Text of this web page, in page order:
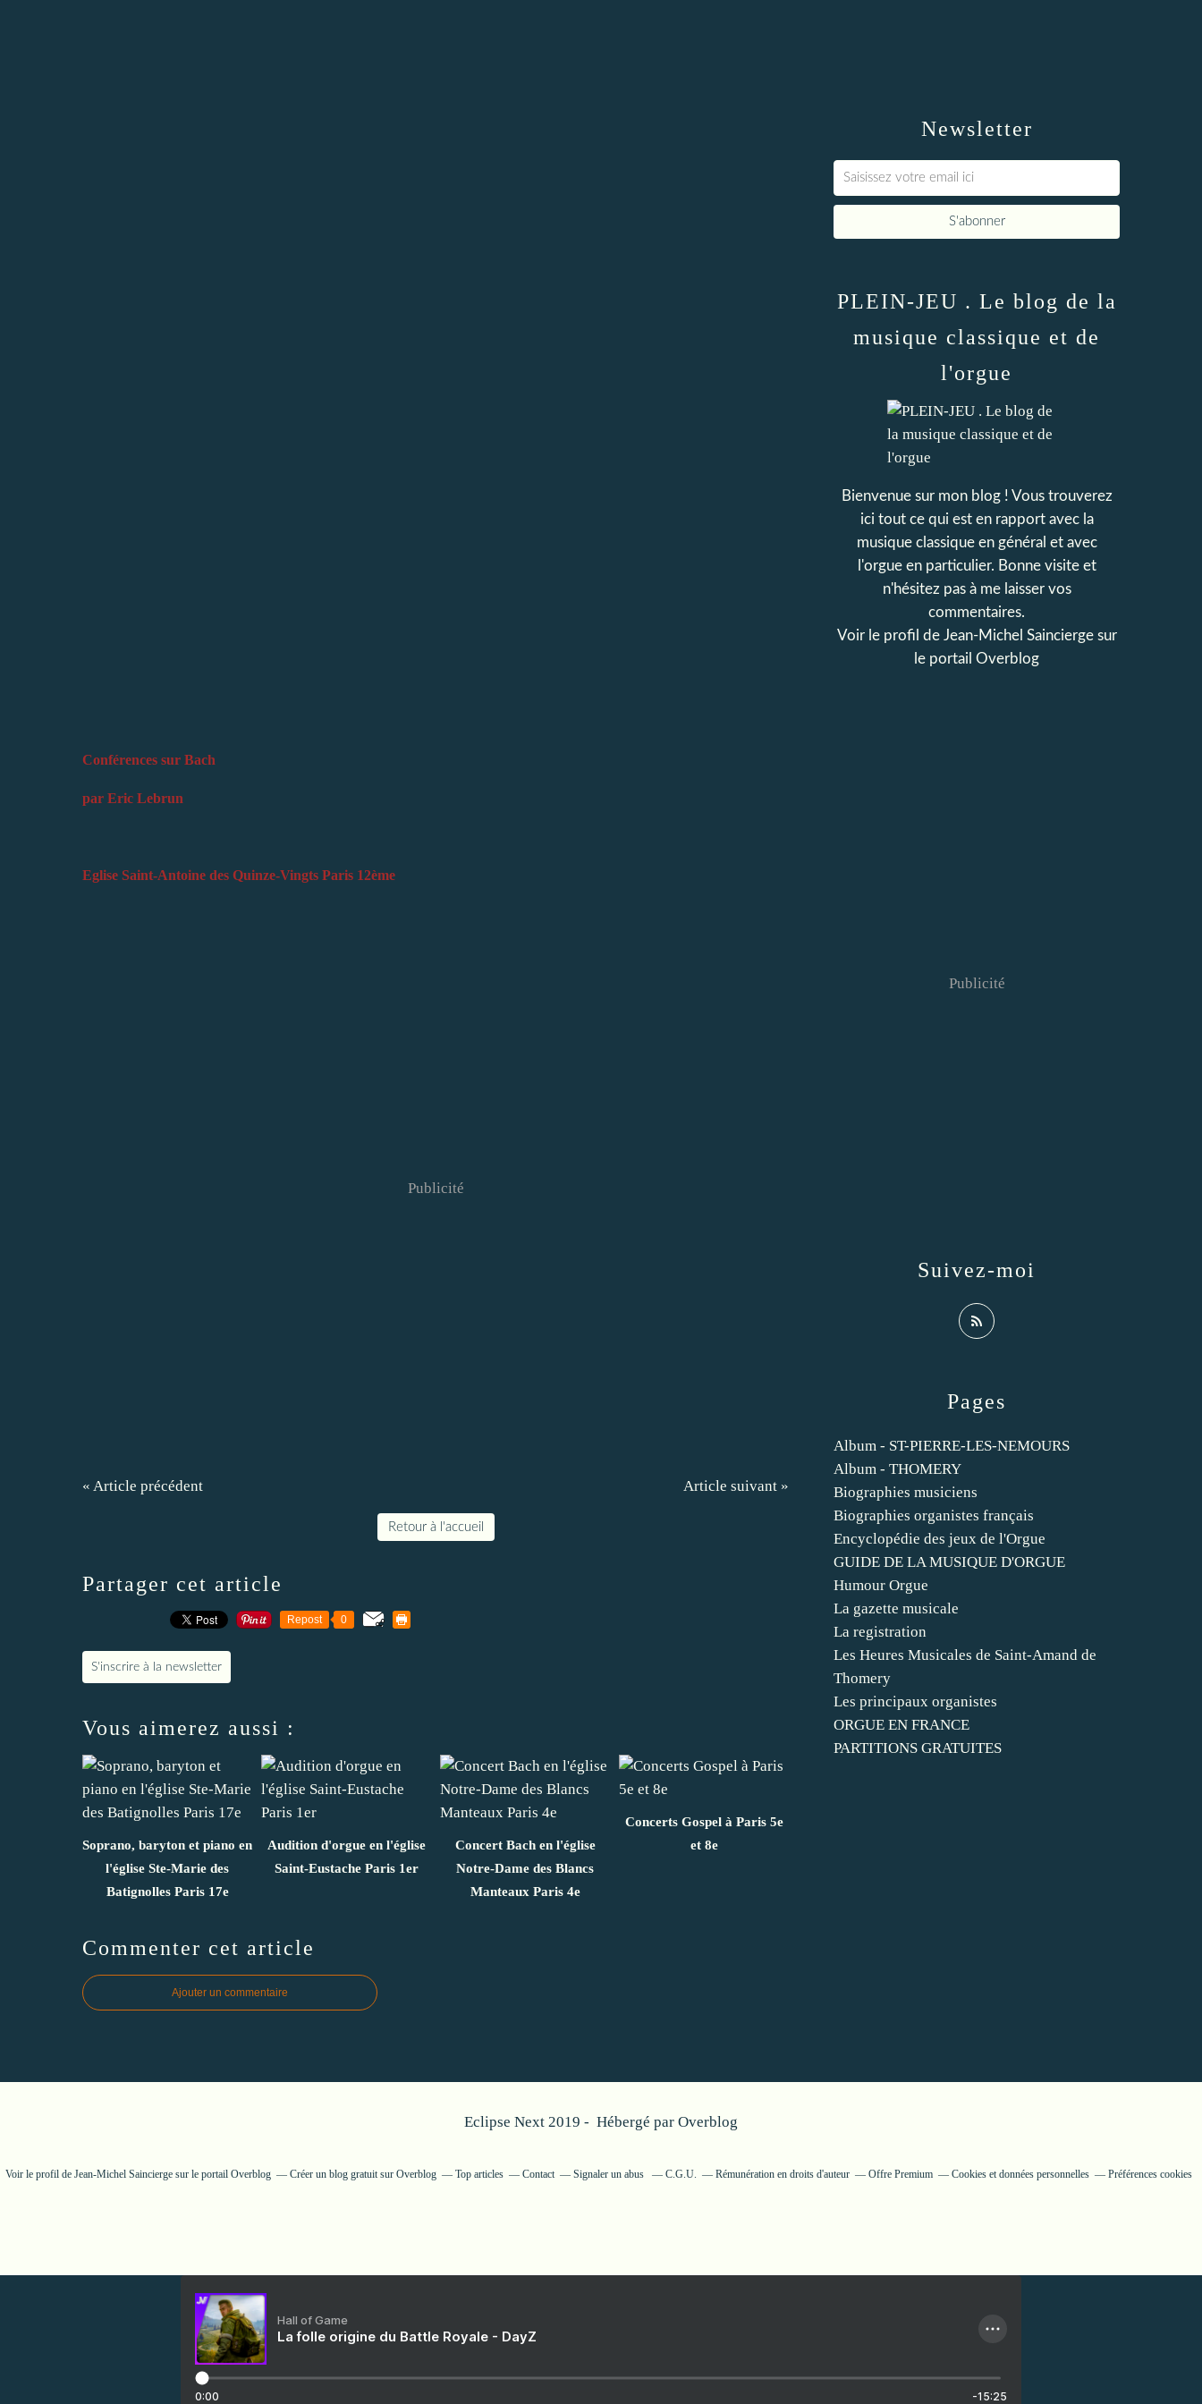
Conférences sur Bach
par Eric Lebrun
Eglise Saint-Antoine des Quinze-Vingts Paris 12ème
Publicité
« Article précédent Article suivant »
Retour à l'accueil
Partager cet article
Repost 0
S'inscrire à la newsletter
Vous aimerez aussi :
Soprano, baryton et piano en
l'église Ste-Marie des
Batignolles Paris 17e
Audition d'orgue en l'église
Saint-Eustache Paris 1er
Concert Bach en l'église
Notre-Dame des Blancs
Manteaux Paris 4e
Concerts Gospel à Paris 5e
et 8e
Commenter cet article
Ajouter un commentaire
Newsletter
Pages
Album - ST-PIERRE-LES-NEMOURS
Album - THOMERY
Biographies musiciens
Biographies organistes français
Encyclopédie des jeux de l'Orgue
GUIDE DE LA MUSIQUE D'ORGUE
Humour Orgue
La gazette musicale
La registration
Les Heures Musicales de Saint-Amand de
Thomery
Les principaux organistes
ORGUE EN FRANCE
PARTITIONS GRATUITES
PLEIN-JEU . Le blog de la
musique classique et de
l'orgue
Bienvenue sur mon blog ! Vous trouverez
ici tout ce qui est en rapport avec la
musique classique en général et avec
l'orgue en particulier. Bonne visite et
n'hésitez pas à me laisser vos
commentaires.
Voir le profil de Jean-Michel Sainciergesur
le portail Overblog
Suivez-moi
Publicité
Eclipse Next 2019 - Hébergé par Overblog
Voir le profil de Jean-Michel Sainciergesur le portail Overblog Créer un blog gratuit sur Overblog Top articles Contact Signaler un abus C.G.U. Rémunération en droits d'auteur Offre Premium Cookies et données personnelles Préférences cookies
Hall of Game
La folle origine du Battle Royale - DayZ
0:00 -15:25